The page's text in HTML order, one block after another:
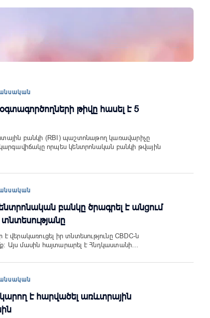
թիվը հասել է 5
բանկի (RBI) պաշտոնաթող կառավարիչը
որպես կենտրոնական բանկի թվային
բանկը ծրագրել է անցում
վերակառուցել իր տնտեսությունը CBDC-ն
Այս մասին հայտարարել է Հնդկաստանի…
է հարվածել առևտրային
Ucom-ի աջակցությամբ ներկայացվեց